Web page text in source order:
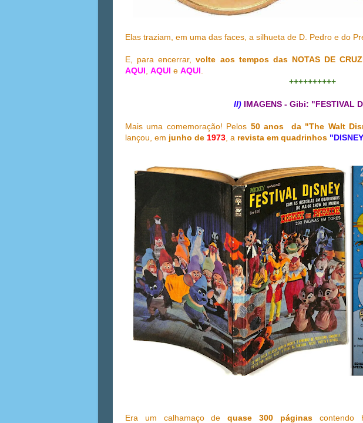
Elas traziam, em uma das faces, a silhueta de D. Pedro e do
E, para encerrar,volte aos tempos das NOTAS DE
AQUI AQUI e AQUI
++++++++++
II) IMAGENS - Gibi: "FESTIVAL
Mais uma comemoração! Pelos 50 anos da "The Walt
lançou, em junho de 1973 , a revista em quadrinhos
Era um calhamaço dequase 300 páginas contendo